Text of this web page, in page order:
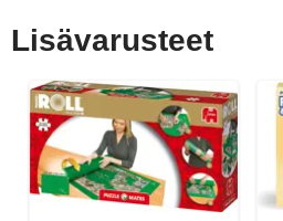
Lisävarusteet